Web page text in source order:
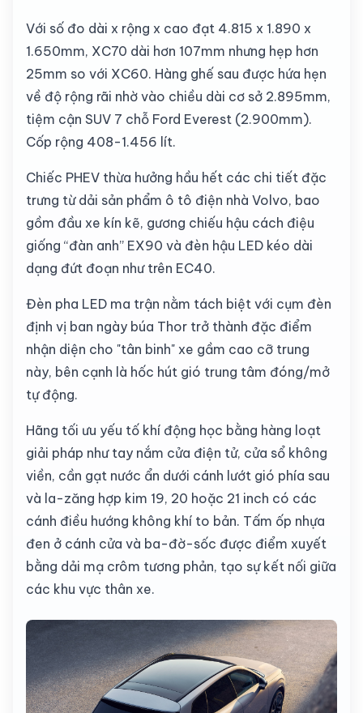
Với số đo dài x rộng x cao đạt 4.815 x 1.890 x
1.650mm, XC70 dài hơn 107mm nhưng hẹp hơn
25mm so với XC60. Hàng ghế sau được hứa hẹn
về độ rộng rãi nhờ vào chiều dài cơ sở 2.895mm,
tiệm cận SUV 7 chỗ Ford Everest (2.900mm).
Cốp rộng 408-1.456 lít.
Chiếc PHEV thừa hưởng hầu hết các chi tiết đặc
trưng từ dải sản phẩm ô tô điện nhà Volvo, bao
gồm đầu xe kín kẽ, gương chiếu hậu cách điệu
giống “đàn anh” EX90 và đèn hậu LED kéo dài
dạng đứt đoạn như trên EC40.
Đèn pha LED ma trận nằm tách biệt với cụm đèn
định vị ban ngày búa Thor trở thành đặc điểm
nhận diện cho "tân binh" xe gầm cao cỡ trung
này, bên cạnh là hốc hút gió trung tâm đóng/mở
tự động.
Hãng tối ưu yếu tố khí động học bằng hàng loạt
giải pháp như tay nắm cửa điện tử, cửa sổ không
viền, cần gạt nước ẩn dưới cánh lướt gió phía sau
và la-zăng hợp kim 19, 20 hoặc 21 inch có các
cánh điều hướng không khí to bản. Tấm ốp nhựa
đen ở cánh cửa và ba-đờ-sốc được điểm xuyết
bằng dải mạ crôm tương phản, tạo sự kết nối giữa
các khu vực thân xe.